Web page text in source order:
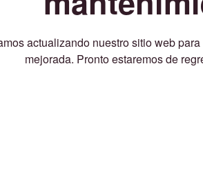
actualizando nuestro sitio web
mejorada. Pronto estaremos de